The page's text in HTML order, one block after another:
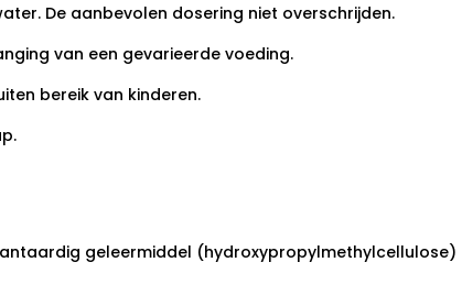
De aanbevolen dosering niet overschrijden.
van een gevarieerde voeding.
bereik van kinderen.
geleermiddel (hydroxypropylmethylcellulose)